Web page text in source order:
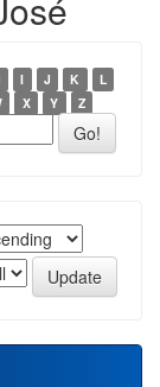
I J K
L
X Y Z